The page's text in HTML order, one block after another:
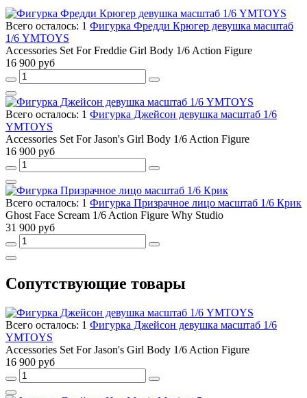
Всего осталось: 1 Фигурка Фредди Крюгер девушка масштаб
1/6 YMTOYS
Accessories Set For Freddie Girl Body 1/6 Action Figure
16 900 руб
Всего осталось: 1 Фигурка Джейсон девушка масштаб 1/6
YMTOYS
Accessories Set For Jason's Girl Body 1/6 Action Figure
16 900 руб
Всего осталось: 1 Фигурка Призрачное лицо масштаб 1/6 Крик
Ghost Face Scream 1/6 Action Figure Why Studio
31 900 руб
Сопутствующие товары
Всего осталось: 1 Фигурка Джейсон девушка масштаб 1/6
YMTOYS
Accessories Set For Jason's Girl Body 1/6 Action Figure
16 900 руб